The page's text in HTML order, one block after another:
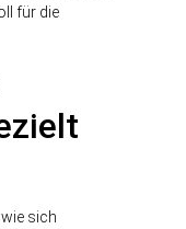
für die
sich